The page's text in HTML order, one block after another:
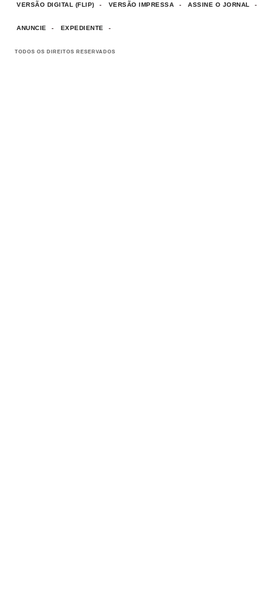
VERSÃO DIGITAL (FLIP) VERSÃO IMPRESSA ASSINE O JORNAL
ANUNCIE EXPEDIENTE
TODOS OS DIREITOS RESERVADOS